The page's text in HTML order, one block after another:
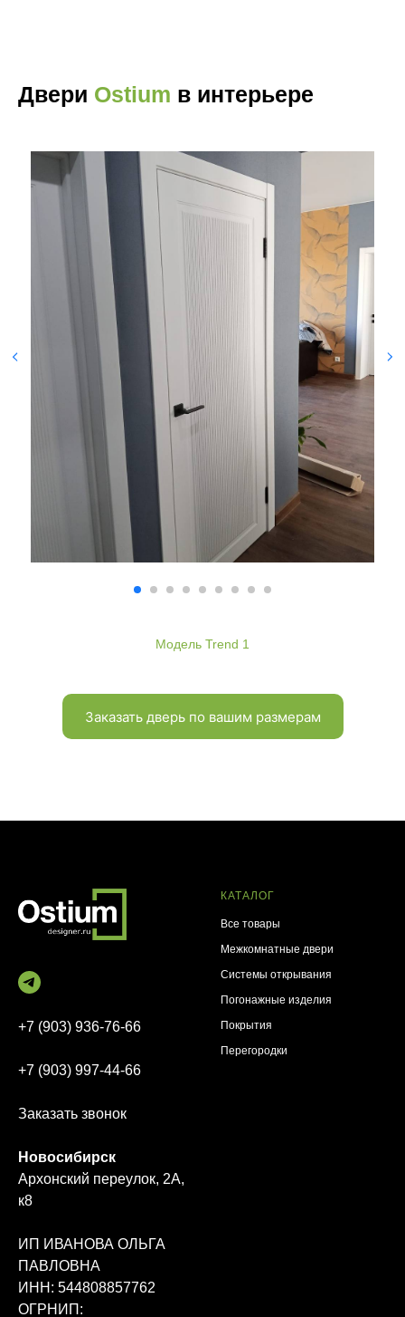
Двери Ostium в интерьере
Модель Trend 1
Заказать дверь по вашим размерам
+7 (903) 936-76-66
+7 (903) 997-44-66
Заказать звонок
Новосибирск
Архонский переулок, 2А,
к8
ИП ИВАНОВА ОЛЬГА
ПАВЛОВНА
ИНН: 544808857762
ОГРНИП:
КАТАЛОГ
Все товары
Межкомнатные двери
Системы открывания
Погонажные изделия
Покрытия
Перегородки